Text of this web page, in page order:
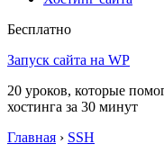
Бесплатно
Запуск сайта на WP
20 уроков, которые
хостинга за 30 минут
Главная › SSH